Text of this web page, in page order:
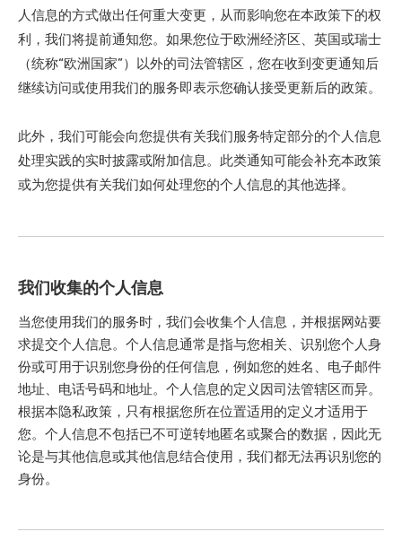
人信息的方式做出任何重大变更，从而影响您在本政策下的权
利，我们将提前通知您。如果您位于欧洲经济区、英国或瑞士
（统称“欧洲国家”）以外的司法管辖区，您在收到变更通知后
继续访问或使用我们的服务即表示您确认接受更新后的政策。
此外，我们可能会向您提供有关我们服务特定部分的个人信息
处理实践的实时披露或附加信息。此类通知可能会补充本政策
或为您提供有关我们如何处理您的个人信息的其他选择。
我们收集的个人信息
当您使用我们的服务时，我们会收集个人信息，并根据网站要
求提交个人信息。个人信息通常是指与您相关、识别您个人身
份或可用于识别您身份的任何信息，例如您的姓名、电子邮件
地址、电话号码和地址。个人信息的定义因司法管辖区而异。
根据本隐私政策，只有根据您所在位置适用的定义才适用于
您。个人信息不包括已不可逆转地匿名或聚合的数据，因此无
论是与其他信息或其他信息结合使用，我们都无法再识别您的
身份。